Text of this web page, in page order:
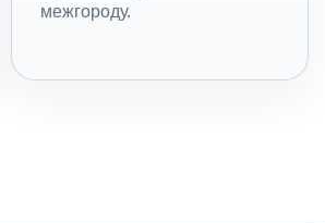
межгороду.